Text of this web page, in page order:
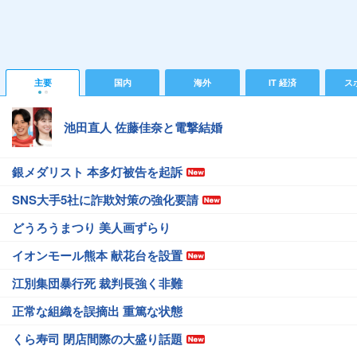
主要 国内 海外 IT 経済 ス
池田直人 佐藤佳奈と電撃結婚
銀メダリスト 本多灯被告を起訴
SNS大手5社に詐欺対策の強化要請
どうろうまつり 美人画ずらり
イオンモール熊本 献花台を設置
江別集団暴行死 裁判長強く非難
正常な組織を誤摘出 重篤な状態
くら寿司 閉店間際の大盛り話題